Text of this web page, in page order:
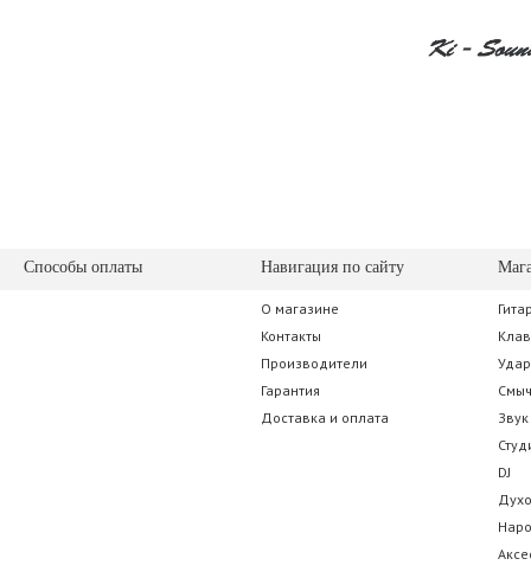
Способы оплаты Навигация по сайту
О магазине
Контакты
Производители
Гарантия
Доставка и оплата
Звук
DJ